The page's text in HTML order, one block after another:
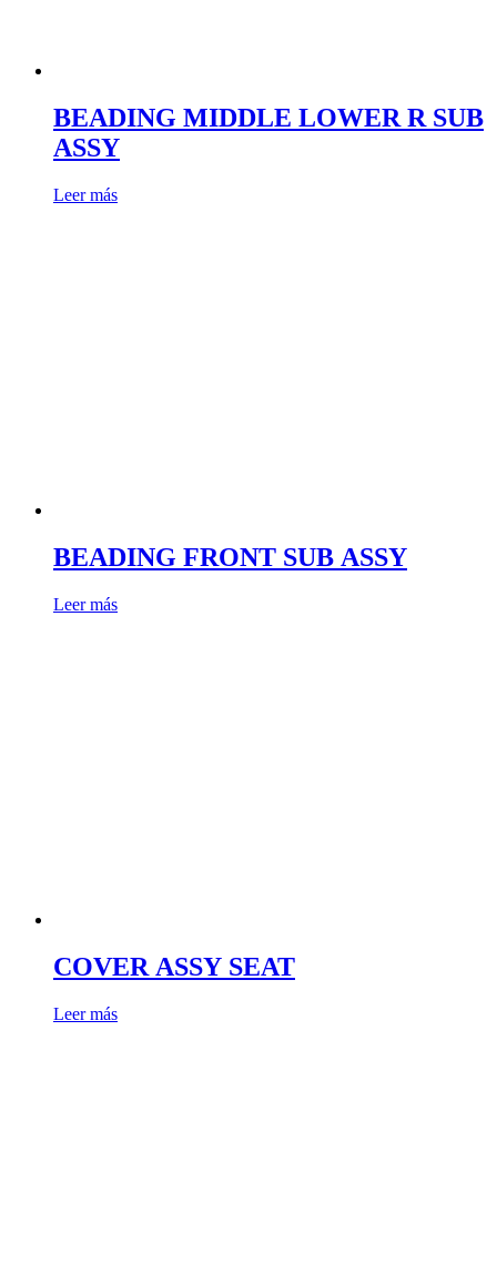
BEADING MIDDLE LOWER R SUB
ASSY
Leer más
BEADING FRONT SUB ASSY
Leer más
COVER ASSY SEAT
Leer más